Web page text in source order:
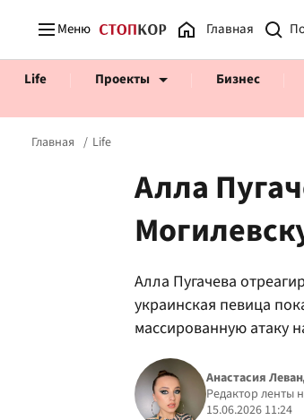
Меню Главная
Life Проекты Бизнес
Главная Life
Алла
Алла Пугачева
украинская певица
массированную атаку
Анастасия
Редактор ленты
15.06.2026 11:24